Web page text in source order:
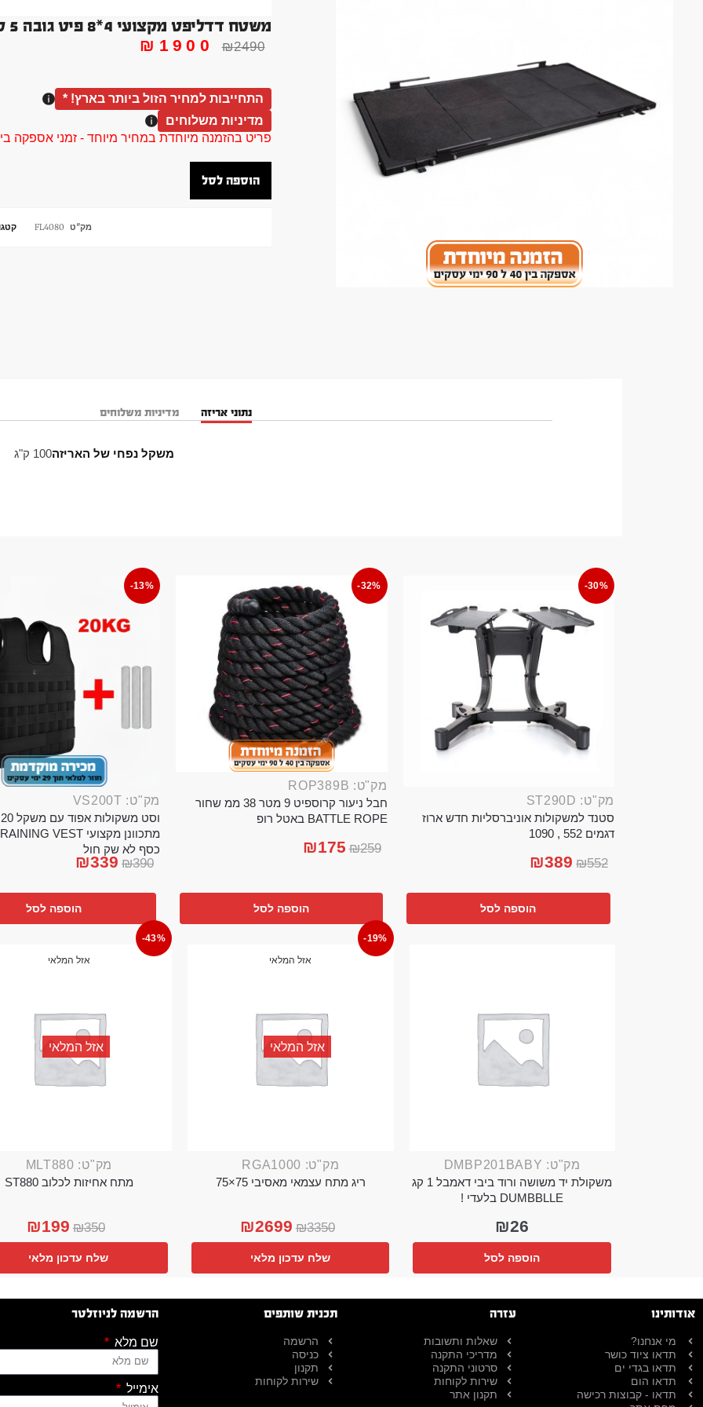
משטח דדליפט מקצועי 4*8 פיט גובה 5 סמ
₪2490
₪ 1900
התחייבות למחיר הזול ביותר בארץ! *
מדיניות משלוחים
פריט בהזמנה מיוחדת במחיר מיוחד - זמני אספקה בין 40 ל 90 ימי עסקים צור קשר
הוספה לסל
מק"ט FL4080
נתוני אריזה מדיניות משלוחים
משקל נפחי של האריזה100 ק"ג
-30%
מק"ט: ST290D
סטנד למשקולות אוניברסליות חדש ארוז
דגמים 552 , 1090
₪552
₪389
הוספה לסל
-32%
מק"ט: ROP389B
חבל ניעור קרוספיט 9 מטר 38 ממ שחור
BATTLE ROPE באטל רופ
₪259
₪175
הוספה לסל
-13%
מק"ט: VS200T
כסף לא שק חול
₪390
₪339
הוספה לסל
מק"ט: DMBP201BABY
משקולת יד משושה ורוד ביבי דאמבל 1 קג
DUMBBLLE בלעדי !
₪26
הוספה לסל
-19%
אזל המלאי
אזל המלאי
מק"ט: RGA1000
ריג מתח עצמאי מאסיבי 75×75
₪3350
₪2699
שלח עדכון מלאי
-43%
אזל המלאי
אזל המלאי
מק"ט: MLT880
מתח אחיזות לכלוב ST880
₪350
₪199
שלח עדכון מלאי
אודותינו
מי אנחנו?
תדאו ציוד כושר
תדאו בגדי ים
תדאו הום
תדאו - קבוצות רכישה
עזרה
שאלות ותשובות
מדריכי התקנה
סרטוני התקנה
שירות לקוחות
תקנון אתר
תכנית שותפים
הרשמה
כניסה
תקנון
שירות לקוחות
הרשמה לניוזלטר
שם מלא
אימייל